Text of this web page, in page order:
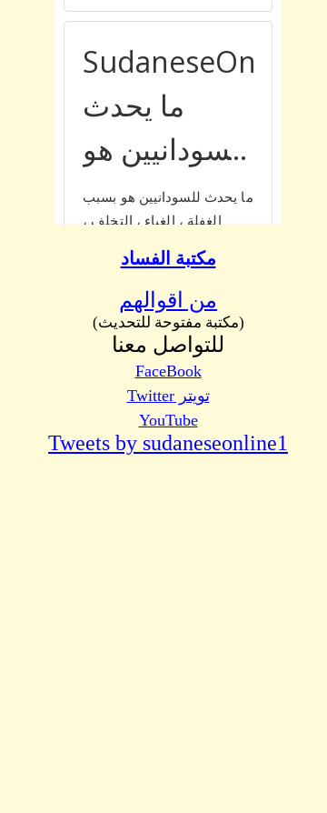
مكتبة الفساد
من اقوالهم
(مكتبة مفتوحة للتحديث)
للتواصل معنا
FaceBook
تويتر Twitter
YouTube
Tweets by sudaneseonline1